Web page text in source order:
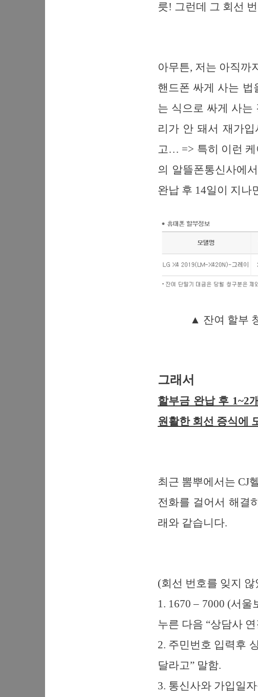
릇! 그런데 그 회선
아무튼, 저는 아직까
핸드폰 싸게 사는 법
는 식으로 싸게 사는
리가 안 돼서 재가
고… => 특히 이런 케
의 알뜰폰통신사에
완납 후 14일이 지나
▲ 잔여 할부
그래서
할부금 완납 후 1~2
원활한 회선 증식에
최근 뽐뿌에서는 CJ
전화를 걸어서 해결
래와 같습니다.
(회선 번호를 잊지
1. 1670 – 7000 (서
누른 다음 “상담사 연
2. 주민번호 입력후
달라고” 말함.
3. 통신사와 가입일